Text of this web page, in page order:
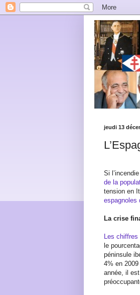
jeudi 13
Si
de la
tension en
espagnoles
La crise
Les chiffres
le
péninsule
4% en
année, il